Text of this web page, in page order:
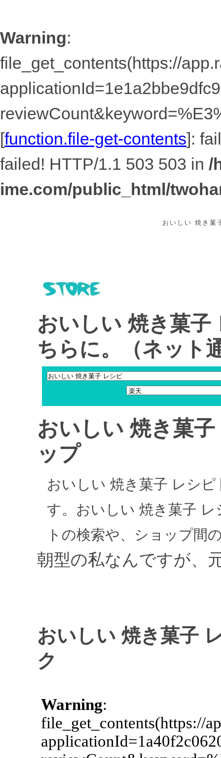
Warning:
file_get_contents(https://
[function.file-get-contents]:
failed! HTTP/1.1 503 503 in /
ime.com/public_html/
おいしい 焼き菓
おいしい 焼き菓
ちらに。（ネット
おいしい 焼き菓
ップ
おいしい 焼き菓子 レシ
す。おいしい 焼き菓子
トの検索や、ショップ間
朝型の私なんですが、
おいしい 焼き菓子
ク